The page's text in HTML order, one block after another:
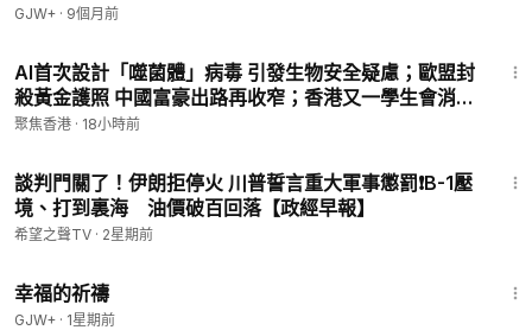
GJW+ · 9個月前
AI首次設計「噬菌體」病毒 引發生物安全疑慮；歐盟封
殺黃金護照 中國富豪出路再收窄；香港又一學生會消失
【新聞要點】
聚焦香港 · 18小時前
談判門關了！伊朗拒停火 川普誓言重大軍事懲罰❗️B-1壓
境、打到裏海 油價破百回落【政經早報】
希望之聲TV · 2星期前
幸福的祈禱
GJW+ · 1星期前